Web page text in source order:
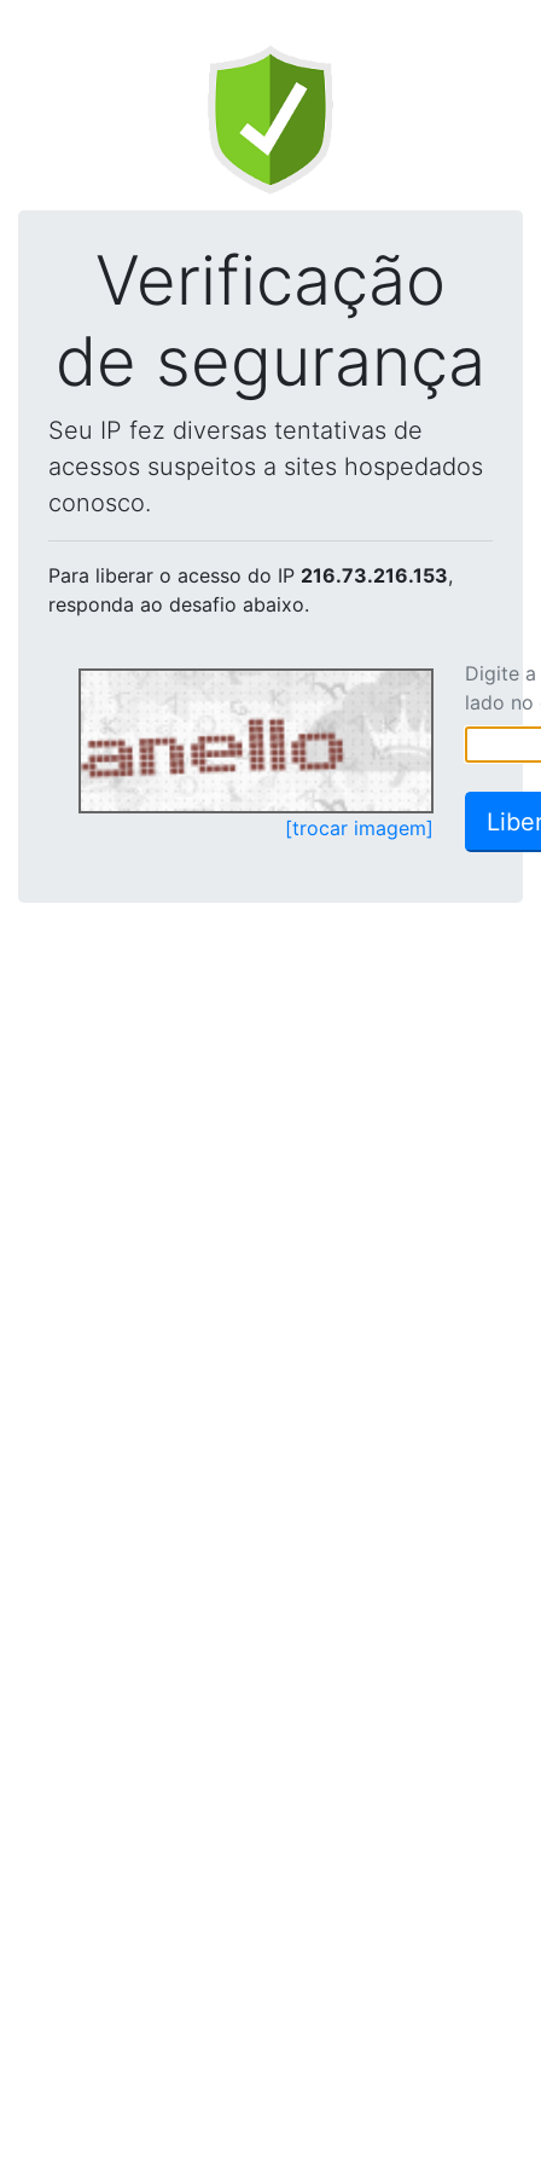
Verificação
de segurança
Seu IP fez diversas tentativas de
acessos suspeitos a sites hospedados
conosco.
Para liberar o acesso do IP 216.73.216.153,
responda ao desafio abaixo.
[trocar imagem]
Digite
lado no